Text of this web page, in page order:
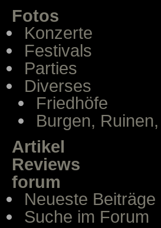
Fotos
Konzerte
Festivals
Parties
Diverses
Friedhöfe
Burgen,
Artikel
Reviews
forum
Neueste Beiträge
Suche im Forum